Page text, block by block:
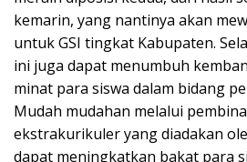
kemarin, yang nantinya akan
untuk GSI tingkat Kabupaten.
ini juga dapat menumbuh
minat para siswa dalam bidang
Mudah mudahan melalui
ekstrakurikuler yang diadakan
dapat meningkatkan bakat para